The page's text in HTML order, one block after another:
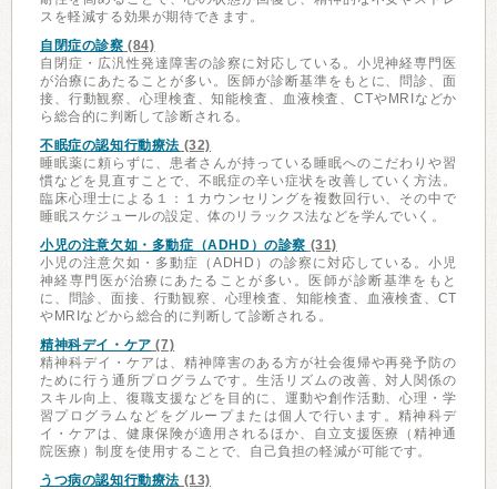
スを軽減する効果が期待できます。
自閉症の診察 (84)
自閉症・広汎性発達障害の診察に対応している。小児神経専門医
が治療にあたることが多い。医師が診断基準をもとに、問診、面
接、行動観察、心理検査、知能検査、血液検査、CTやMRIなどか
ら総合的に判断して診断される。
不眠症の認知行動療法 (32)
睡眠薬に頼らずに、患者さんが持っている睡眠へのこだわりや習
慣などを見直すことで、不眠症の辛い症状を改善していく方法。
臨床心理士による１：１カウンセリングを複数回行い、その中で
睡眠スケジュールの設定、体のリラックス法などを学んでいく。
小児の注意欠如・多動症（ADHD）の診察 (31)
小児の注意欠如・多動症（ADHD）の診察に対応している。小児
神経専門医が治療にあたることが多い。医師が診断基準をもと
に、問診、面接、行動観察、心理検査、知能検査、血液検査、CT
やMRIなどから総合的に判断して診断される。
精神科デイ・ケア (7)
精神科デイ・ケアは、精神障害のある方が社会復帰や再発予防の
ために行う通所プログラムです。生活リズムの改善、対人関係の
スキル向上、復職支援などを目的に、運動や創作活動、心理・学
習プログラムなどをグループまたは個人で行います。精神科デ
イ・ケアは、健康保険が適用されるほか、自立支援医療（精神通
院医療）制度を使用することで、自己負担の軽減が可能です。
うつ病の認知行動療法 (13)